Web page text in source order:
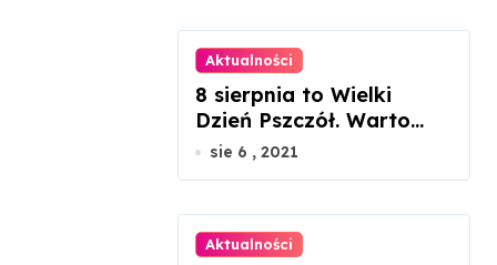
Aktualności
8 sierpnia to Wielki
Dzień Pszczół. Warto
docenić ich rolę w
sie 6 , 2021
Aktualności